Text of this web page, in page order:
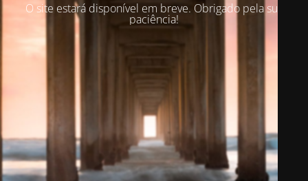
O site estará disponível em breve. Obrigado pela sua
paciência!